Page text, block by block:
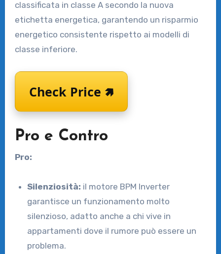
classificata in classe A secondo la nuova
etichetta energetica, garantendo un risparmio
energetico consistente rispetto ai modelli di
classe inferiore.
Check Price 🢅
Pro e Contro
Pro:
Silenziosità: il motore BPM Inverter
garantisce un funzionamento molto
silenzioso, adatto anche a chi vive in
appartamenti dove il rumore può essere un
problema.